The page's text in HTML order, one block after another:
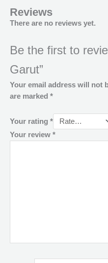
Reviews
There are no reviews yet.
Be the first to
Garut”
Your email address will not
are marked *
Your rating *
Your review *